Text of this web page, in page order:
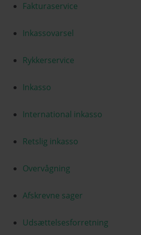
Fakturaservice
Inkassovarsel
Rykkerservice
Inkasso
International inkasso
Retslig inkasso
Overvågning
Afskrevne sager
Udsættelsesforretning